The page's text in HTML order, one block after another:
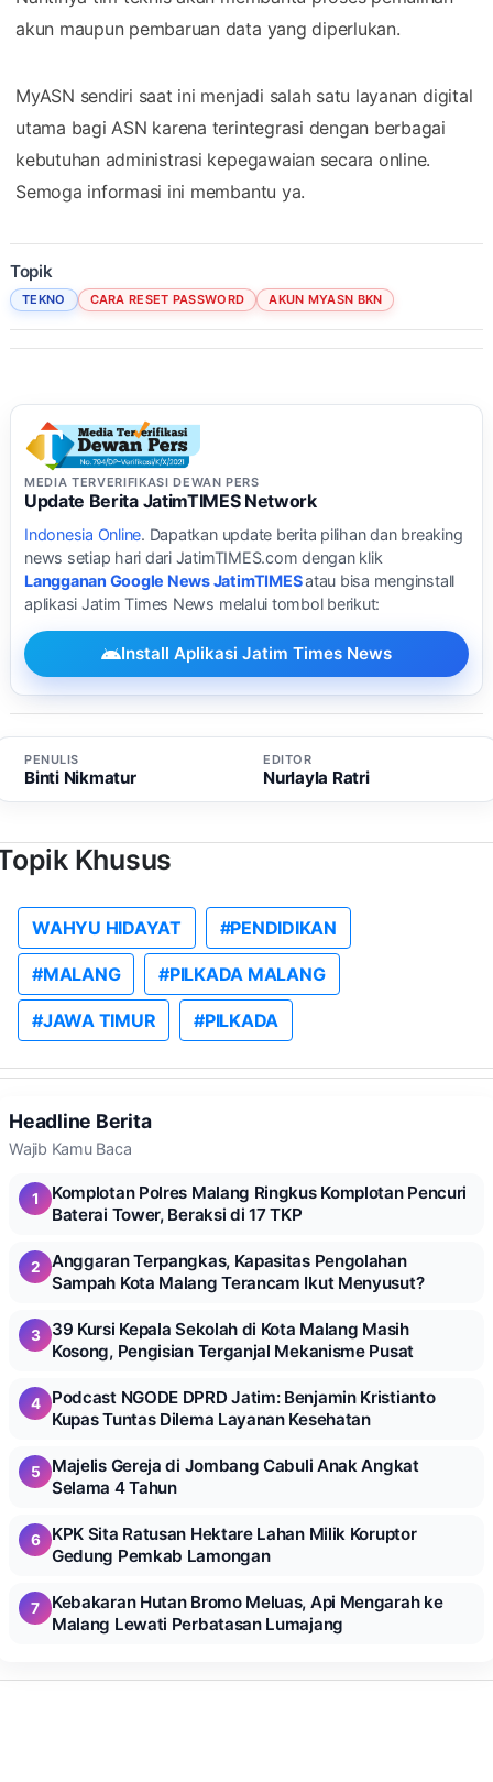
akun maupun pembaruan data yang diperlukan.
MyASN sendiri saat ini menjadi salah satu layanan digital
utama bagi ASN karena terintegrasi dengan berbagai
kebutuhan administrasi kepegawaian secara online.
Semoga informasi ini membantu ya.
Topik
TEKNO CARA RESET PASSWORD AKUN MYASN BKN
MEDIA TERVERIFIKASI DEWAN PERS
Update Berita JatimTIMES Network
Indonesia Online. Dapatkan update berita pilihan dan breaking
news setiap hari dari JatimTIMES.com dengan klik
Langganan Google News JatimTIMESatau bisa menginstall
aplikasi Jatim Times News melalui tombol berikut:
Install Aplikasi Jatim Times News
PENULIS
Binti Nikmatur
EDITOR
Nurlayla Ratri
Khusus
WAHYU HIDAYAT #PENDIDIKAN
#MALANG #PILKADA MALANG
#JAWA TIMUR #PILKADA
Headline Berita
Wajib Kamu Baca
1
Komplotan Polres Malang Ringkus Komplotan Pencuri
Baterai Tower, Beraksi di 17 TKP
2
Anggaran Terpangkas, Kapasitas Pengolahan
Sampah Kota Malang Terancam Ikut Menyusut?
3
39 Kursi Kepala Sekolah di Kota Malang Masih
Kosong, Pengisian Terganjal Mekanisme Pusat
4
Podcast NGODE DPRD Jatim: Benjamin Kristianto
Kupas Tuntas Dilema Layanan Kesehatan
5
Majelis Gereja di Jombang Cabuli Anak Angkat
Selama 4 Tahun
6
KPK Sita Ratusan Hektare Lahan Milik Koruptor
Gedung Pemkab Lamongan
7
Kebakaran Hutan Bromo Meluas, Api Mengarah ke
Malang Lewati Perbatasan Lumajang